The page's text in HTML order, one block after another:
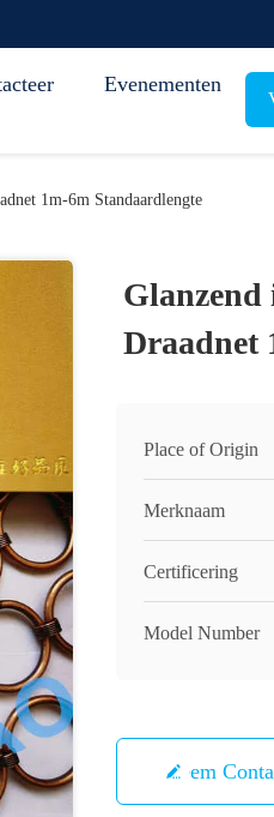
Evenementen
1m-6m Standaardlengte
Glanzend
Draadnet
Place of Origin
Merknaam
Certificering
Model Number
Neem